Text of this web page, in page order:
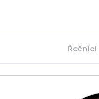
Řečníci